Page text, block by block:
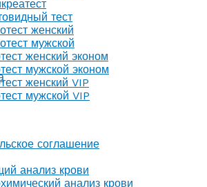
тест
женский
мужской
женский эконом
мужской эконом
женский VIP
мужской VIP
соглашение
анализ крови
анализ крови